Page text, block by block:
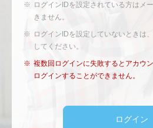
※
ログインIDを設定されている方はメ
きません。
※
ログインIDを設定していないときは
してください。
※ 複数回ログインに失敗するとアカウ
ログインすることができません。
ログイン